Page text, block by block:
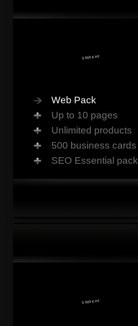
3 000 € HT
Web Pack
Up to 10 pages
Unlimited products
500 business cards
SEO Essential pack
5 000 € HT